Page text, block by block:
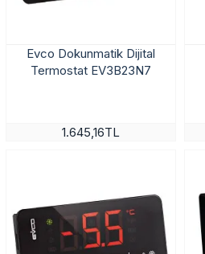
Evco Dokunmatik Dijital
Termostat EV3B23N7
1.645,16TL